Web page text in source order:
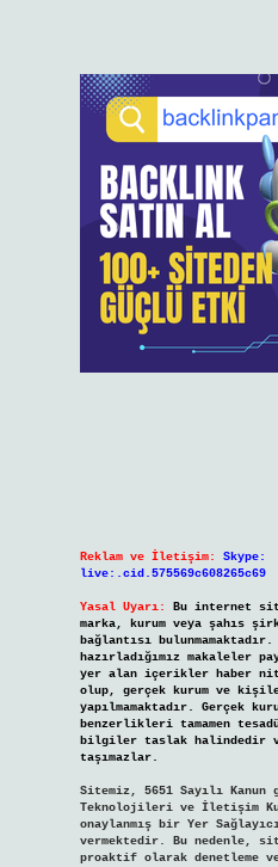
Reklam ve İletişim:
Skype:
live:.cid.575569c608265c69
Yasal Uyarı:
Bu internet
marka, kurum veya şahıs
bağlantısı
hazırladığımız makaleler
yer alan içerikler haber
olup, gerçek kurum ve
yapılmamaktadır. Gerçek
benzerlikleri tamamen
bilgiler taslak halindedir
taşımazlar.
Sitemiz, 5651 Sayılı
Teknolojileri ve İletişim
onaylanmış bir Yer
vermektedir. Bu nedenle,
proaktif olarak denetleme